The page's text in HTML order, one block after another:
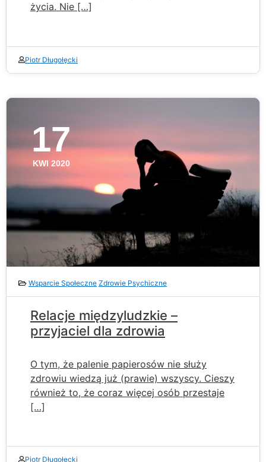
życia. Nie […]
Piotr Długołęcki
17
KWI 2020
Wsparcie Społeczne Zdrowie Psychiczne
Relacje międzyludzkie –
przyjaciel dla zdrowia
O tym, że palenie papierosów nie służy
zdrowiu wiedzą już (prawie) wszyscy. Cieszy
również to, że coraz więcej osób przestaje
[…]
Piotr Długołęcki